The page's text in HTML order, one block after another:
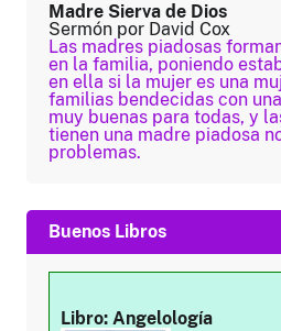
Madre Sierva de Dios
Sermón por David Cox
Las madres piadosas
en la familia, poniendo
en ella si la mujer es una
familias bendecidas con
muy buenas para todas, y
tienen una madre piadosa
problemas.
Buenos Libros
Libro: Angelología